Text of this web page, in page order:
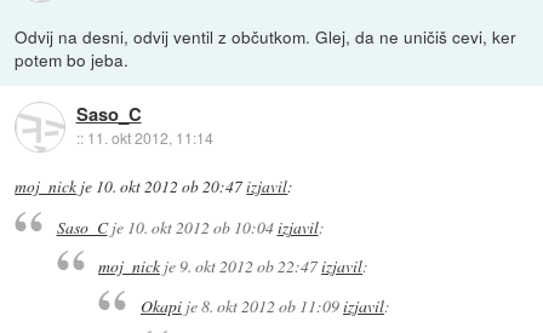
Odvij na desni, odvij ventil z občutkom. Glej, da ne uničiš cevi, ker
potem bo jeba.
Saso_C
:: 11. okt 2012, 11:14
moj_nick je 10. okt 2012 ob 20:47izjavil:
Saso_Cje 10. okt 2012 ob 10:04izjavil:
moj_nick je9. okt 2012 ob 22:47izjavil:
Okapije8. okt 2012 ob 11:09izjavil: